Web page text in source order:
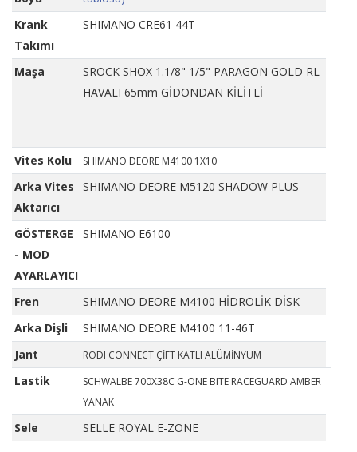
Krank
Takımı
SHIMANO CRE61 44T
Maşa
SROCK SHOX 1.1/8" 1/5" PARAGON GOLD RL
HAVALI 65mm GİDONDAN KİLİTLİ
Vites Kolu SHIMANO DEORE M4100 1X10
Arka Vites
Aktarıcı
SHIMANO DEORE M5120 SHADOW PLUS
GÖSTERGE
- MOD
AYARLAYICI
SHIMANO E6100
Fren
SHIMANO DEORE M4100 HİDROLİK DİSK
Arka Dişli
SHIMANO DEORE M4100 11-46T
Jant
RODI CONNECT ÇİFT KATLI ALÜMİNYUM
Lastik
SCHWALBE 700X38C G-ONE BITE RACEGUARD AMBER
YANAK
Sele SELLE ROYAL E-ZONE